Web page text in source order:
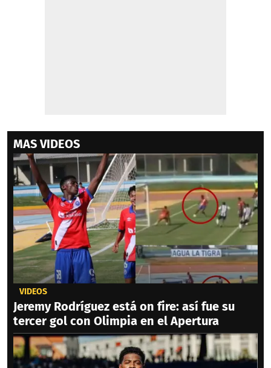
MAS VIDEOS
VIDEOS
Jeremy Rodríguez está on fire: así fue su
tercer gol con Olimpia en el Apertura